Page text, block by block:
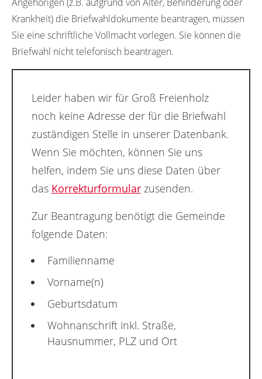
Krankheit) die Briefwahldokumente beantragen, müssen
Sie eine schriftliche Vollmacht vorlegen. Sie können die
Briefwahl nicht telefonisch beantragen.
Leider haben wir für Groß Freienholz
noch keine Adresse der für die Briefwahl
zuständigen Stelle in unserer Datenbank.
Wenn Sie möchten, können Sie uns
helfen, indem Sie uns diese Daten über
das Korrekturformular zusenden.
Zur Beantragung benötigt die Gemeinde
folgende Daten:
Familienname
Vorname(n)
Geburtsdatum
Wohnanschrift inkl. Straße,
Hausnummer, PLZ und Ort